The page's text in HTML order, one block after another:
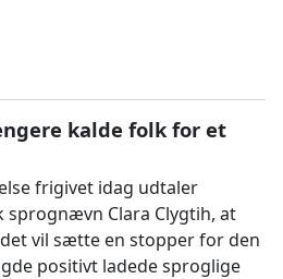
kalde folk for et
frigivet idag udtaler
sprognævn Clara Clygtih, at
vil sætte en stopper for den
positivt ladede sproglige